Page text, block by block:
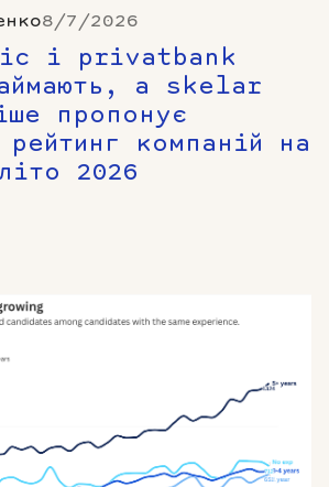
8/7/2026
і privatbank
а skelar
пропонує
компаній на
2026